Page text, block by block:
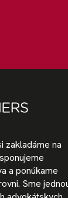
zakladáme na
a ponúkame
Sme